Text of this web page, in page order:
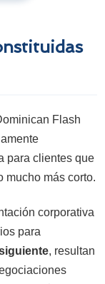
Flash
para clientes que
mucho más corto.
corporativa
para
, resultan